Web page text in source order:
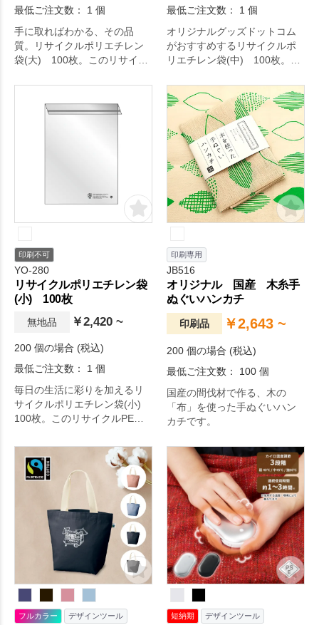
最低ご注文数： 1 個
手に取ればわかる、その品
質。リサイクルポリエチレン
袋(大) 100枚。このリサイク
チレンを100％使用している、
環境にやさしい透明袋です。
主に工場で製造する際に出る
油資源の節約と、CO2排出削
減に貢献することができま
最低ご注文数： 1 個
オリジナルグッズドットコム
がおすすめするリサイクルポ
リエチレン袋(中) 100枚。こ
クルポリエチレンを100％使用
している、環境にやさしい透
明袋です。
主に工場で製造する際に出る
ポリエチレンの端材などを使
用し、再原料化・再加工を行
って作られています。バージ
ン原料（新しい原料）の使用
を抑えることで、限りある石
油資源の節約と、CO2排出削
す。
印刷不可
YO-280
リサイクルポリエチレン袋
(小) 100枚
無地品 ￥2,420 ~
200 個の場合 (税込)
最低ご注文数： 1 個
毎日の生活に彩りを加えるリ
サイクルポリエチレン袋(小)
100枚。このリサイクルPE袋
を100％使用している、環境に
やさしい透明袋です。
主に工場で製造する際に出る
ポリエチレンの端材などを使
用し、再原料化・再加工を行
って作られています。バージ
ン原料（新しい原料）の使用
を抑えることで、限りある石
油資源の節約と、CO2排出削
減に貢献することができま
す。
印刷専用
JB516
オリジナル 国産 木糸手
ぬぐいハンカチ
印刷品 ￥2,643 ~
200 個の場合 (税込)
最低ご注文数： 100 個
国産の間伐材で作る、木の
「布」を使った手ぬぐいハン
カチです。
フルカラー デザインツール 短納期 デザインツール